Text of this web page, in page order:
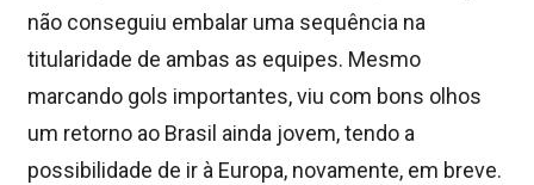
não conseguiu embalar uma sequência na
titularidade de ambas as equipes. Mesmo
marcando gols importantes, viu com bons olhos
um retorno ao Brasil ainda jovem, tendo a
possibilidade de ir à Europa, novamente, em breve.